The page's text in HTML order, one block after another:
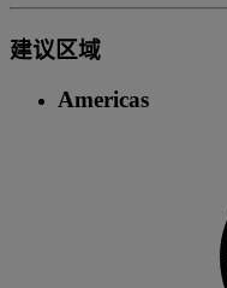
建议区域
Americas